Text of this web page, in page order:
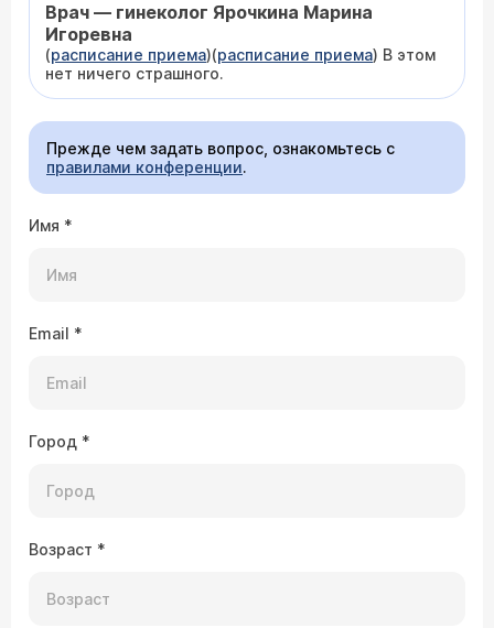
Врач — гинеколог Ярочкина Марина
Игоревна
(расписание приема)(расписание приема) В этом
нет ничего страшного.
Прежде чем задать вопрос, ознакомьтесь с
правилами конференции.
Имя *
Email *
Город *
Возраст *